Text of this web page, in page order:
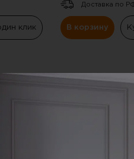
клик
Доставка по
В корзину